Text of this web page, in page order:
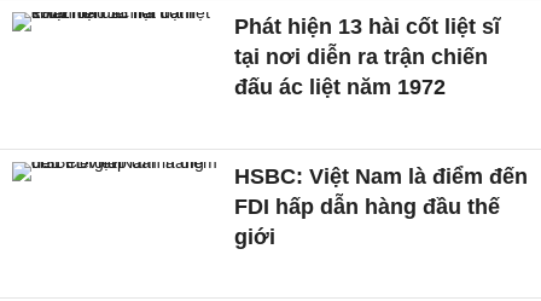
Phát hiện 13 hài cốt liệt sĩ
tại nơi diễn ra trận chiến
đấu ác liệt năm 1972
HSBC: Việt Nam là điểm đến
FDI hấp dẫn hàng đầu thế
giới